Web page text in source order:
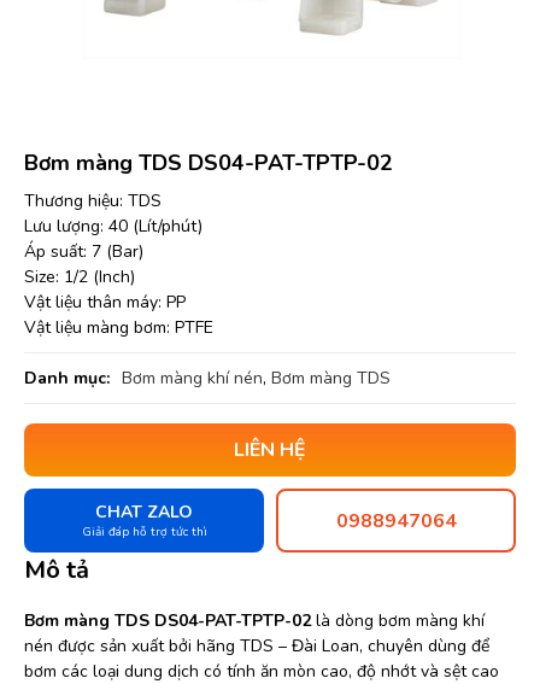
Bơm màng TDS DS04-PAT-TPTP-02
Thương hiệu: TDS
Lưu lượng: 40 (Lít/phút)
Áp suất: 7 (Bar)
Size: 1/2 (Inch)
Vật liệu thân máy: PP
Vật liệu màng bơm: PTFE
Danh mục: Bơm màng khí nén, Bơm màng TDS
LIÊN HỆ
CHAT ZALO
Giải đáp hỗ trợ tức thì 0988947064
Mô tả
Bơm màng TDS DS04-PAT-TPTP-02là dòng bơm màng khí
nén được sản xuất bởi hãng TDS – Đài Loan, chuyên dùng để
bơm các loại dung dịch có tính ăn mòn cao, độ nhớt và sệt cao